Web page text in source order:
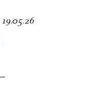
19.05.26